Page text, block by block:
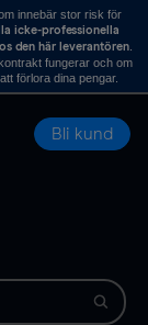
innebär stor risk för
icke-professionella
den här leverantören.
fungerar och om
förlora dina pengar.
Bli kund